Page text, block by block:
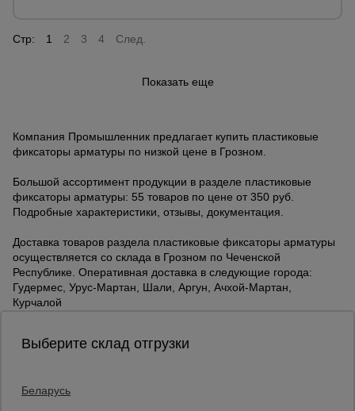
Стр: 1 2 3 4 След.
Показать еще
Компания Промышленник предлагает купить пластиковые
фиксаторы арматуры по низкой цене в Грозном.
Большой ассортимент продукции в разделе пластиковые
фиксаторы арматуры: 55 товаров по цене от 350 руб.
Подробные характеристики, отзывы, документация.
Доставка товаров раздела пластиковые фиксаторы арматуры
осуществляется со склада в Грозном по Чеченской
Республике. Оперативная доставка в следующие города:
Гудермес, Урус-Мартан, Шали, Аргун, Ачхой-Мартан,
Курчалой
Выберите склад отгрузки
Беларусь